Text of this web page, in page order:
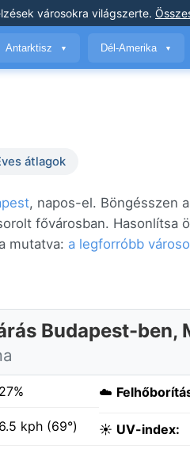
városokra világszerte.
Antarktisz ▼ Dél-Amerika ▼
átlagok
, napos-el. Böngésszen
fővárosban. Hasonlítsa
mutatva: a legforróbb
Budapest-ben,
27%
6.5 kph (69°)
☁️
☀️ UV-index: